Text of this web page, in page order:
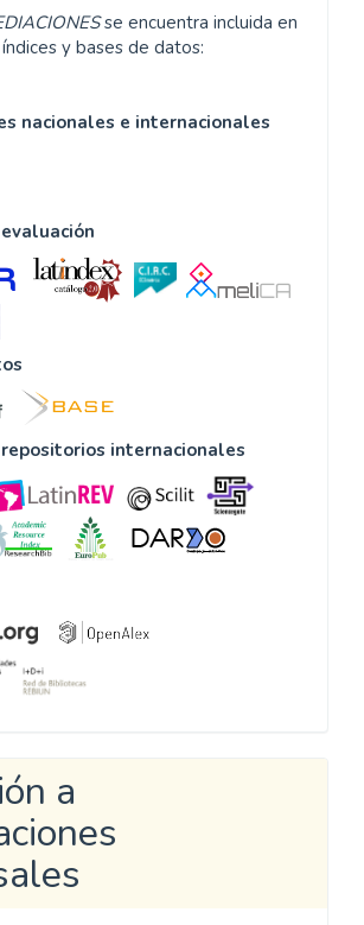
se encuentra incluida en
y bases de datos:
nacionales e internacionales
internacionales
a